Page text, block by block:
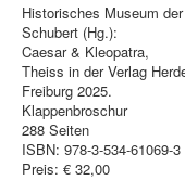
Historisches Museum
Schubert (Hg.):
Caesar & Kleopatra,
Theiss in der Verlag
Freiburg 2025.
Klappenbroschur
288 Seiten
ISBN: 978-3-534-61069-3
Preis: € 32,00